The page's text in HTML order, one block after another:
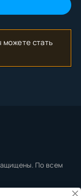
стать
По всем